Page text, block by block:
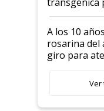
por
semillero
A los 10
rosarina del
giro para
Ver